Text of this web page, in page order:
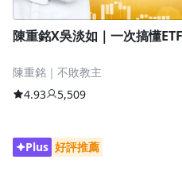
陳重銘X吳淡如｜一次搞懂
陳重銘｜不敗教主
4.93
5,509
Plus 好評推薦